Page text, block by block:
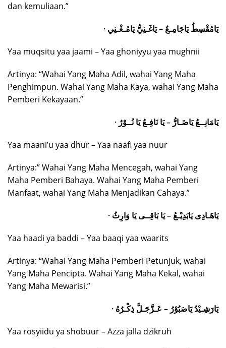
dan kemuliaan.”
· يَامُقْسِطُ يَاجَامِـعُ – يَاغَـنِيُّ يَامُـغْـنِي
Yaa muqsitu yaa jaami – Yaa ghoniyyu yaa mughnii
Artinya: “Wahai Yang Maha Adil, wahai Yang Maha
Penghimpun. Wahai Yang Maha Kaya, wahai Yang Maha
Pemberi Kekayaan.”
· يَامَانِــعُ يَاضَـارُّ – يَا نَافِـعُ يَا نُــوْرُ
Yaa maani’u yaa dhur – Yaa naafi yaa nuur
Artinya:” Wahai Yang Maha Mencegah, wahai Yang
Maha Pemberi Bahaya. Wahai Yang Maha Pemberi
Manfaat, wahai Yang Maha Menjadikan Cahaya.”
· يَاهَـادِى يَابَدِيْـعُ – يَا بَاقِــى يَا وَارِثُ
Yaa haadi ya baddi – Yaa baaqi yaa waarits
Artinya: “Wahai Yang Maha Pemberi Petunjuk, wahai
Yang Maha Pencipta. Wahai Yang Maha Kekal, wahai
Yang Maha Mewarisi.”
· يَارَشِـيْدُ يَاصَبُوْرُ – عَـزَّجَـلَّ ذِكْـرُهُ
Yaa rosyiidu ya shobuur – Azza jalla dzikruh